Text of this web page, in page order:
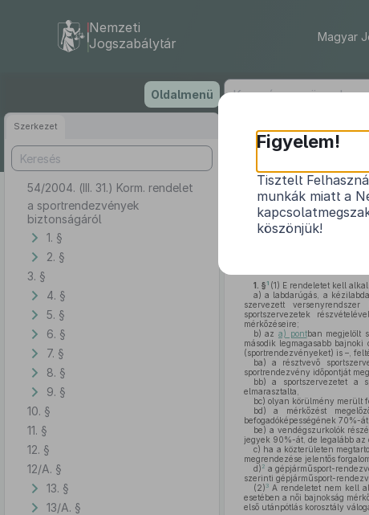
tartalomra
Nemzeti
Jogszabálytár
Magyar
Oldalmenü
Szerkezet
54/2004. (III. 31.) Korm. rendelet
a sportrendezvények
biztonságáról
1. §
2. §
3. §
4. §
5. §
6. §
7. §
8. §
9. §
10. §
11. §
12. §
12/A. §
13. §
13/A. §
1. § 1 (1) E rendeletet kell
a) a labdarúgás, a
szervezett
sportszervezetek
mérkőzéseire;
b) az a) pontban megjelölt
második legmagasabb
(sportrendezvényeket) is –,
ba) a résztvevő
sportrendezvény időpontját
bb) a sportszervezetet a
elmarasztalta,
bc) olyan körülmény merült
bd) a mérkőzést
befogadóképességének 70%-
be) a vendégszurkolók
jegyek 90%-át, de legalább az
c) ha a közterületen
megrendezése jelentős
d) 2 a gépjárműsport-
szerinti gépjárműsport-
(2) 3A rendeletet nem kell
esetében a női bajnokság
első utánpótlás korosztály
Figyelem!
Tisztelt
munkák miatt a
köszönjük!